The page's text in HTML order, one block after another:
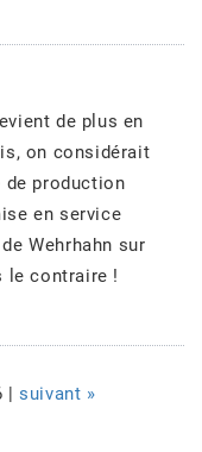
de plus en
on considérait
production
en service
Wehrhahn sur
le contraire !
|suivant »